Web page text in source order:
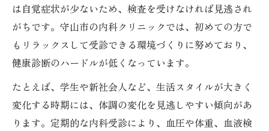
は自覚症状が少ないため、検査を受けなければ見逃され
がちです。守山市の内科クリニックでは、初めての方で
もリラックスして受診できる環境づくりに努めており、
健康診断のハードルが低くなっています。
たとえば、学生や新社会人など、生活スタイルが大きく
変化する時期には、体調の変化を見逃しやすい傾向があ
ります。定期的な内科受診により、血圧や体重、血液検